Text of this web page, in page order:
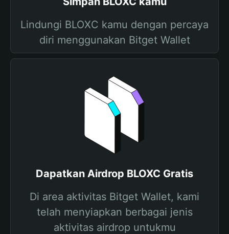
Lindungi BLOXC kamu dengan percaya
diri menggunakan Bitget Wallet
Dapatkan Airdrop BLOXC Gratis
Di area aktivitas Bitget Wallet, kami
telah menyiapkan berbagai jenis
aktivitas airdrop untukmu